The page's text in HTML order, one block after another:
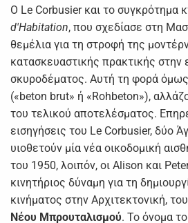
Ο Le Corbusier και το συγκρότημα
d'Habitation, που σχεδίασε στη
θεμέλια για τη στροφή της
κατασκευαστικής πρακτικής στην
σκυροδέματος. Αυτή τη φορά
(«beton brut» ή «Rohbeton»),
του τελικού αποτελέσματος.
εισηγήσεις του Le Corbusier, δύο
υιοθετούν μία νέα οικοδομική
του 1950, λοιπόν, οι Alison και
κινητήριος δύναμη για τη
κινήματος στην Αρχιτεκτονική, του
Νέου Μπρουταλισμού. Το όνομα